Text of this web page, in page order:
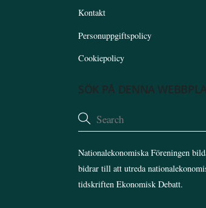
Kontakt
Personuppgiftspolicy
Cookiepolicy
SÖK PÅ DENNA
Nationalekonomiska Föreningen
bidrar till att utreda
tidskriften Ekonomisk Debatt.